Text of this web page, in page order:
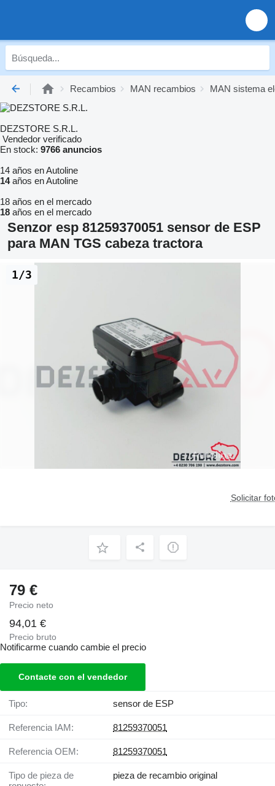
Recambios MAN recambios MAN sistema
DEZSTORE S.R.L.
Vendedor verificado
En stock: 9766 anuncios
14 años en Autoline
14años en Autoline
18 años en el mercado
18 años en el mercado
Senzor esp 81259370051 sensor de ESP
para MAN TGS cabeza tractora
Solicitar
1/3
79 €
Precio neto
94,01 €
Precio bruto
Notificarme cuando cambie el precio
Contacte con el vendedor
Tipo: sensor de ESP
Referencia IAM: 81259370051
Referencia OEM: 81259370051
Tipo de pieza de
pieza de recambio original